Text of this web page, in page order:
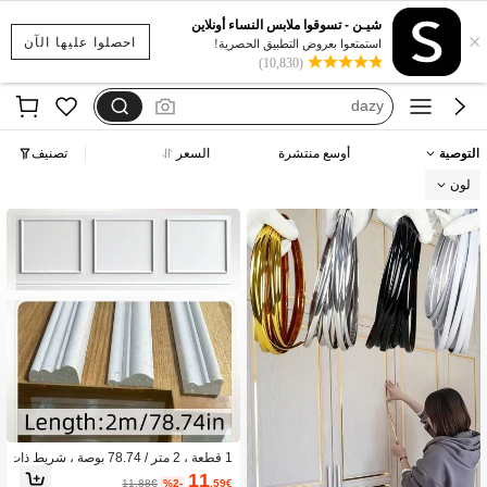
احصلوا عليها الآن ×
شيـن - تسوقوا ملابس النساء أونلاين
استمتعوا بعروض التطبيق الحصرية!
(10,830)
فستان يخفي الكرش
dazy
فستان اكمام طويله
التوصية أوسع منتشرة السعر تصنيف
لون
1 قطعة ، 2 متر / 78.74 بوصة ، شريط ذات
ي اللصق لديكور الحائط ، إطار جداري من
11.59€
%2-
11.88€